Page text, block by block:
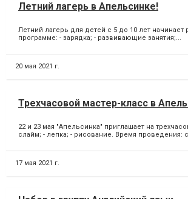
Летний лагерь в Апельсинке!
Летний лагерь для детей с 5 до 10 лет начинает
программе: - зарядка; - развивающие занятия;...
20 мая 2021 г.
Трехчасовой мастер-класс в
22 и 23 мая "Апельсинка" приглашает на
слайм; - лепка; - рисование. Время проведения:
17 мая 2021 г.